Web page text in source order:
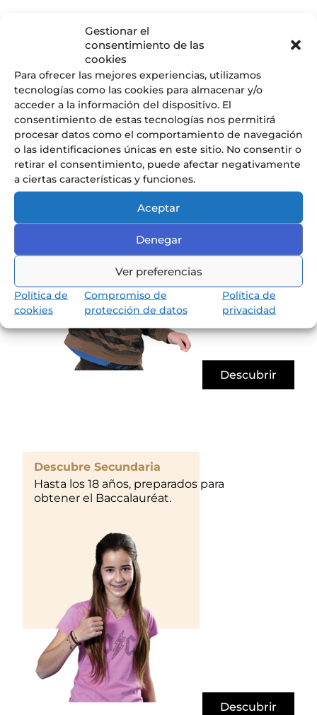
Gestionar el
consentimiento de las
cookies
Para ofrecer las mejores experiencias, utilizamos
tecnologías como las cookies para almacenar y/o
acceder a la información del dispositivo. El
consentimiento de estas tecnologías nos permitirá
procesar datos como el comportamiento de navegación
o las identificaciones únicas en este sitio. No consentir o
retirar el consentimiento, puede afectar negativamente
a ciertas características y funciones.
Aceptar
Denegar
Ver preferencias
Política de
cookies
Compromiso de
protección de datos
Política de
privacidad
Conoce nuestra pedagogía
de infantil y primaria
Los niños van a aprender jugando,
reflexionando y memorizando.
Descubrir
Descubre Secundaria
Hasta los 18 años, preparados para
obtener el Baccalauréat.
Descubrir